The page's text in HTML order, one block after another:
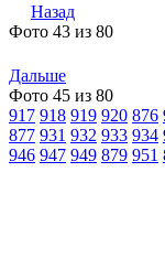
Назад
Фото 43 из 80
Дальше
Фото 45 из 80
917 918 919 920 876
877 931 932 933 934
946 947 949 879 951